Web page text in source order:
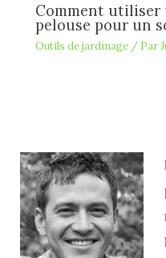
Comment utiliser
pelouse pour un
Outils de jardinage/ Par